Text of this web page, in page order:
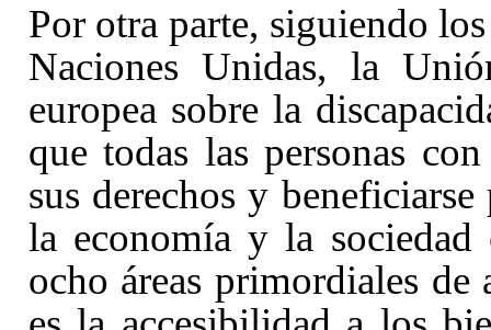
Por otra parte, siguiendo
Naciones Unidas, la
europea sobre la
que todas las personas
sus derechos y
la economía y la sociedad
ocho áreas primordiales de